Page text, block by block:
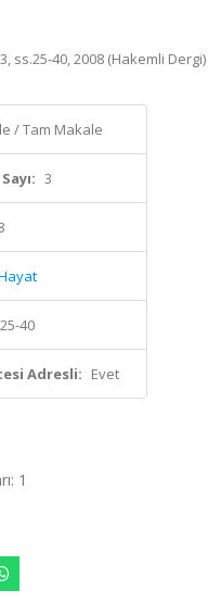
ss.25-40, 2008 (Hakemli Dergi)
/ Tam Makale
Sayı: 3
40
Adresli: Evet
1